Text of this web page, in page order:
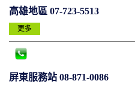
高雄地區 07-723-5513
更多
屏東服務站 08-871-0086